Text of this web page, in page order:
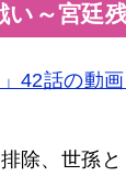
～宮廷
42話の動
除、世孫